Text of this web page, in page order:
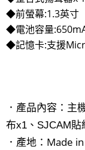
◆前螢幕:1.3英寸
◆電池容量
◆記憶卡:支援
． 產品內容： 主
布x1、SJCAM
．產地：Made